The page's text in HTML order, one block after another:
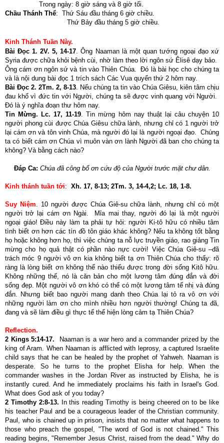
Trong ngày: 8 giờ sáng và 8 giờ tối.
Chầu Thánh Thể: Thứ Sáu đầu tháng 6 giờ chiều.
Thứ Bảy đầu tháng 5 giờ chiều.
Kinh Thánh Tuần Này.
Bài Đọc 1. 2V. 5, 14-17. Ông Naaman là một quan tướng ngoại đạo xứ
Syria được chữa khỏi bệnh cùi, nhờ làm theo lời ngôn sứ Êlisê dạy bảo.
Ông cám ơn ngôn sứ và tin vào Thiên Chúa. Đó là bài học cho chúng ta
và là nội dung bài đọc 1 trích sách Các Vua quyển thứ 2 hôm nay.
Bài Đọc 2. 2Tm. 2, 8-13. Nếu chúng ta tin vào Chúa Giêsu, kiên tâm chịu
đau khổ vì đức tin với Người, chúng ta sẽ được vinh quang với Người.
Đó là ý nghĩa đoạn thư hôm nay.
Tin Mừng. Lc. 17, 11-19. Tin mừng hôm nay thuật lại câu chuyện 10
người phong cùi được Chúa Giêsu chữa lành, nhưng chỉ có 1 người trở
lại cám ơn và tôn vinh Chúa, mà người đó lại là người ngoại đạo. Chúng
ta có biết cám ơn Chúa vì muôn vàn ơn lành Người đã ban cho chúng ta
không? Và bằng cách nào?
Đáp Ca: Chúa đã công bố ơn cứu độ của Người trước mặt chư dân.
Kinh thánh tuần tới: Xh. 17, 8-13; 2Tm. 3, 14-4,2; Lc. 18, 1-8.
Suy Niệm. 10 người được Chúa Giê-su chữa lành, nhưng chỉ có một
người trở lại cám ơn Ngài. Mỉa mai thay, người đó lại là một người
ngoại giáo! Điều này làm ta phải tự hỏi: người Ki-tô hữu có nhiều tâm
tình biết ơn hơn các tín đồ tôn giáo khác không? Nếu ta không tốt bằng
họ hoặc không hơn họ, thì việc chúng ta nỗ lực truyền giáo, rao giảng Tin
mừng cho họ quả thật có phần nào nực cười! Việc Chúa Giê-su –đã
trách móc 9 người vô ơn kia không biết tạ ơn Thiên Chúa cho thấy: rõ
ràng là lòng biết ơn không thể nào thiếu được trong đời sống Kitô hữu.
Không những thế, nó là căn bản cho một lương tâm đúng đắn và đời
sống đẹp. Một người vô ơn khó có thể có một lương tâm tế nhị và đúng
đắn. Nhưng biết bao người mang danh theo Chúa lại tỏ ra vô ơn với
những người làm ơn cho mình nhiều hơn người thường! Chúng ta đã,
đang và sẽ làm điều gì thực tế thể hiện lòng cảm tạ Thiên Chúa?
Reflection.
2 Kings 5:14-17.
Naaman is a war hero and a commander prized by the
king of Aram. When Naaman is afflicted with leprosy, a captured Israelite
child says that he can be healed by the prophet of Yahweh. Naaman is
desperate. So he turns to the prophet Elisha for help. When the
commander washes in the Jordan River as instructed by Elisha, he is
instantly cured. And he immediately proclaims his faith in Israel's God.
What does God ask of you today?
2 Timothy 2:8-13.
In this reading Timothy is being cheered on to be like
his teacher Paul and be a courageous leader of the Christian community.
Paul, who is chained up in prison, insists that no matter what happens to
those who preach the gospel, "The word of God is not chained." This
reading begins, "Remember Jesus Christ, raised from the dead." Why do